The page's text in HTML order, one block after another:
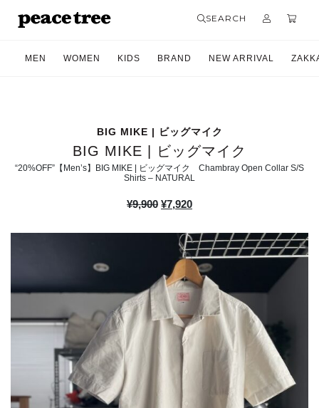
SEARCH
MEN WOMEN KIDS BRAND NEW ARRIVAL
BIG MIKE | ビッグマイク
BIG MIKE | ビッグマイク
“20%OFF”【Men’s】BIG MIKE | ビッグマイク Chambray Open Collar S/S
Shirts – NATURAL
¥9,900 元
は
¥9,900
¥7,920現
の
価
格
は
¥7,920